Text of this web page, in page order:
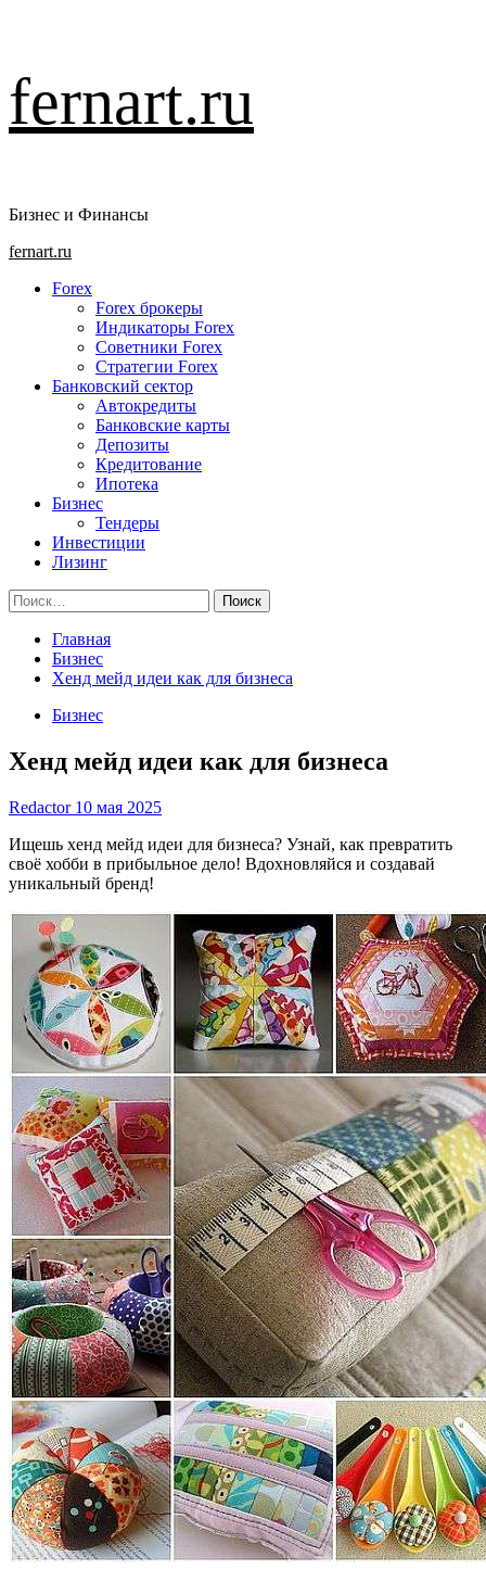
Перейти
к
содержимому
fernart.ru
Бизнес и Финансы
Основное
fernart.ru
Forex
Forex брокеры
Индикаторы Forex
Советники Forex
Стратегии Forex
Банковский сектор
Автокредиты
Банковские карты
Депозиты
Кредитование
Ипотека
Бизнес
Тендеры
Инвестиции
Лизинг
Найти:
Главная
Бизнес
Хенд мейд идеи как для бизнеса
Бизнес
Хенд мейд идеи как для бизнеса
Redactor 10 мая 2025
Ищешь хенд мейд идеи для бизнеса? Узнай, как превратить
своё хобби в прибыльное дело! Вдохновляйся и создавай
уникальный бренд!